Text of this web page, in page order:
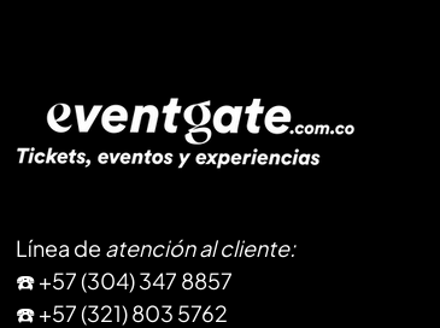
Línea de atención al cliente:
​☎️ +57 (304) 347 8857
☎️ +57 (321) 803 5762